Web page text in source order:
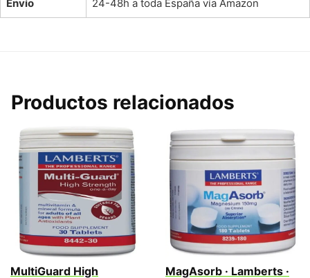
Envío 24-48h a toda España vía Amazon
Productos relacionados
MultiGuard High
MagAsorb · Lamberts ·